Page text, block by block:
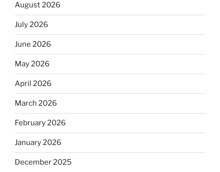
August 2026
July 2026
June 2026
May 2026
April 2026
March 2026
February 2026
January 2026
December 2025